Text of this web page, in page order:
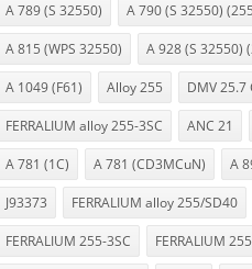
A 789 (S 32550) A 790 (S 32550)
A 815 (WPS 32550) A 928 (S 32550)
A 1049 (F61) Alloy 255 DMV 25.7
FERRALIUM alloy 255-3SC ANC 21
A 781 (1C) A 781 (CD3MCuN) A
J93373 FERRALIUM alloy 255/SD40
FERRALIUM 255-3SC FERRALIUM